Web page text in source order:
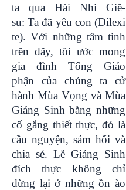
ta qua Hài Nhi Giê-
su: Ta đã yêu con (Dilexi
te). Với những tâm tình
trên đây, tôi ước mong
gia đình Tổng Giáo
phận của chúng ta cử
hành Mùa Vọng và Mùa
Giáng Sinh bằng những
cố gắng thiết thực, đó là
cầu nguyện, sám hối và
chia sẻ. Lễ Giáng Sinh
đích thực không chỉ
dừng lại ở những ồn ào